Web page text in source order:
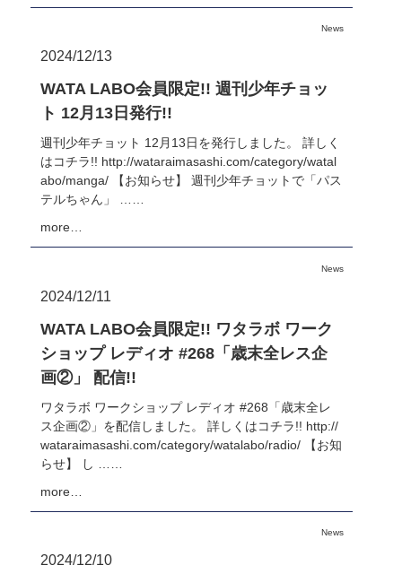
News
2024/12/13
WATA LABO会員限定!! 週刊少年チョッ
ト 12月13日発行!!
週刊少年チョット 12月13日を発行しました。 詳しく
はコチラ!! http://wataraimasashi.com/category/watal
abo/manga/ 【お知らせ】 週刊少年チョットで「パス
テルちゃん」 ……
more…
News
2024/12/11
WATA LABO会員限定!! ワタラボ ワーク
ショップ レディオ #268「歳末全レス企
画②」 配信!!
ワタラボ ワークショップ レディオ #268「歳末全レ
ス企画②」を配信しました。 詳しくはコチラ!! http://
wataraimasashi.com/category/watalabo/radio/ 【お知
らせ】 し ……
more…
News
2024/12/10